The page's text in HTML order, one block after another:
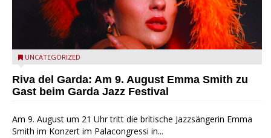
Riva del Garda - Emma Smith zu Gast beim Garda Jazz
UNCATEGORIZED
Riva del Garda: Am 9. August Emma Smith zu
Gast beim Garda Jazz Festival
Am 9. August um 21 Uhr tritt die britische Jazzsängerin Emma
Smith im Konzert im Palacongressi in...